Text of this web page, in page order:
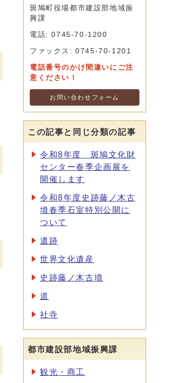
斑鳩町役場都市建設部地域振
興課
電話: 0745-70-1200
ファックス: 0745-70-1201
電話番号のかけ間違いにご注
意ください！
お問い合わせフォーム
この記事と同じ分類の記事
令和8年度 斑鳩文化財
センター春季企画展を
開催します
令和8年度史跡藤ノ木古
墳春季石室特別公開に
ついて
遺跡
世界文化遺産
史跡藤ノ木古墳
道
社寺
都市建設部地域振興課
観光・商工